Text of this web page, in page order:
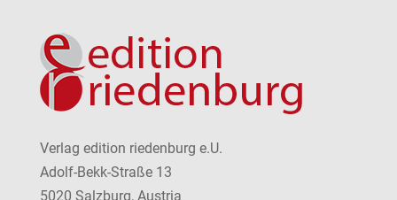
Verlag edition riedenburg e.U.
Adolf-Bekk-Straße 13
5020 Salzburg, Austria